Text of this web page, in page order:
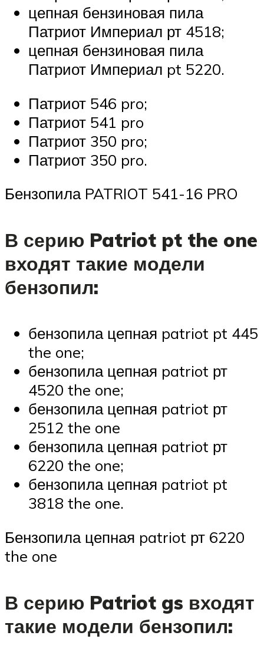
цепная бензиновая пила
Патриот Империал рт 4518;
цепная бензиновая пила
Патриот Империал pt 5220.
Патриот 546 pro;
Патриот 541 pro
Патриот 350 pro;
Патриот 350 pro.
Бензопила PATRIOT 541-16 PRO
В серию Patriot pt the one
входят такие модели
бензопил:
бензопила цепная patriot pt 445
the one;
бензопила цепная patriot рт
4520 the one;
бензопила цепная patriot рт
2512 the one
бензопила цепная patriot рт
6220 the one;
бензопила цепная patriot pt
3818 the one.
Бензопила цепная patriot рт 6220
the one
В серию Patriot gs входят
такие модели бензопил: